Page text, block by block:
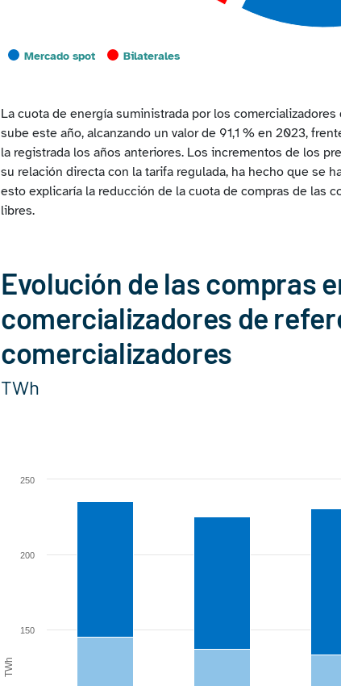
Mercado spot Bilaterales
La cuota de energía suministrada por los
sube este año, alcanzando un valor de 91,1 % en 2023,
la registrada los años anteriores. Los incrementos de los
su relación directa con la tarifa regulada, ha hecho que se
esto explicaría la reducción de la cuota de compras de las
libres.
Evolución de las compras
comercializadores de
comercializadores
TWh
The chart has 1 X axis displaying categories.
TWh
150
200
250